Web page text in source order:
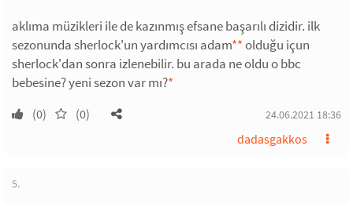
aklıma müzikleri ile de kazınmış efsane başarılı dizidir. ilk
sezonunda sherlock'un yardımcısı adam**olduğu içun
sherlock'dan sonra izlenebilir. bu arada ne oldu o bbc
bebesine? yeni sezon var mı?*
(0) (0) 24.06.2021 18:36
dadasgakkos
5.